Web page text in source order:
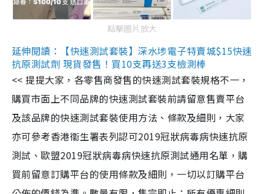
點擊圖片放大
延伸閱讀：【快速測試套裝】深水埗電子特賣城$15快速
抗原測試劑 現貨發售！買10支再送3支檢測棒
<< 提提大家，各零售商發售的快速測試套裝規格不一，
購買市面上不同品牌的快速測試套裝前請留意售賣平台
及該品牌的快速測試套裝使用方法、條款及細則，大家
亦可參考香港衞生署表列認可2019冠狀病毒病快速抗原
測試、歐盟2019冠狀病毒病快速抗原測試通用名單，購
買前留意訂購平台的使用條款及細則，一切以訂購平台